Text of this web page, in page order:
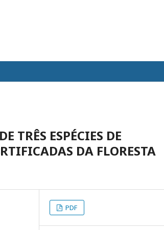
TRÊS ESPÉCIES DE
DA FLORESTA
PDF